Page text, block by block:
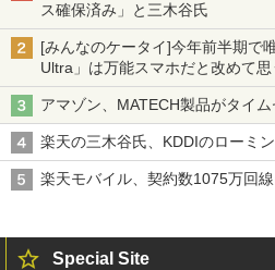
ス確保済み」と三木谷氏
[みんなのケータイ]今年前半期で
Ultra」は万能スマホだと改めて思
アマゾン、MATECH製品がタイ
楽天の三木谷氏、KDDIのローミ
楽天モバイル、契約数1075万回
Special Site